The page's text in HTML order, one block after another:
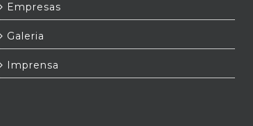
Empresas
Galeria
Imprensa